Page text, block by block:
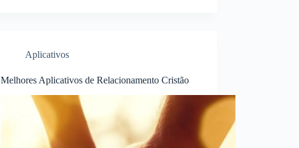
Aplicativos
Melhores Aplicativos de Relacionamento Cristão